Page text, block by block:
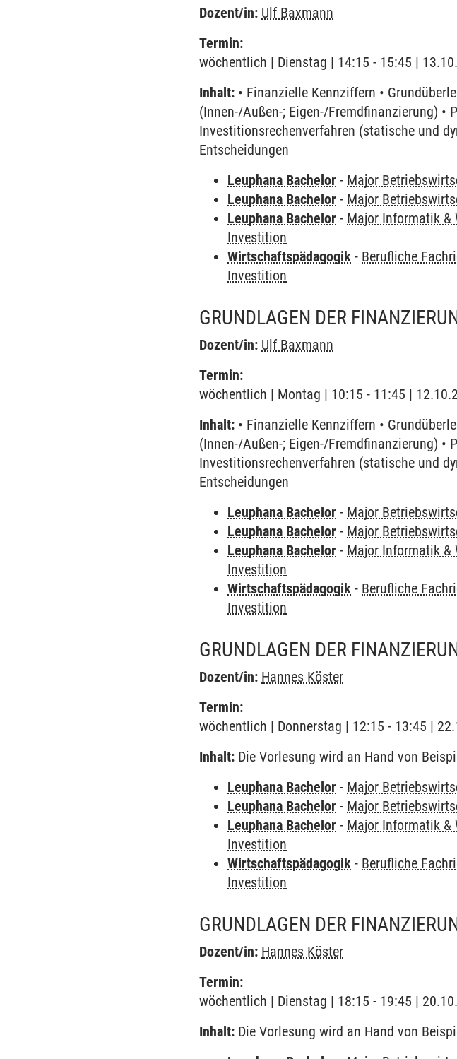
Dozent/in: Ulf Baxmann
Termin:
wöchentlich | Dienstag | 14:15 - 15:45 |
Inhalt: • Finanzielle Kennziffern •
(Innen-/Außen-; Eigen-/Fremdfinanzierung) •
Investitionsrechenverfahren (statische und
Entscheidungen
Leuphana Bachelor - Major
Leuphana Bachelor - Major
Leuphana Bachelor - Major Informatik
Investition
Wirtschaftspädagogik - Berufliche
Investition
GRUNDLAGEN DER
Dozent/in: Ulf Baxmann
Termin:
wöchentlich | Montag | 10:15 - 11:45 |
Inhalt: • Finanzielle Kennziffern •
(Innen-/Außen-; Eigen-/Fremdfinanzierung) •
Investitionsrechenverfahren (statische und
Entscheidungen
Leuphana Bachelor - Major
Leuphana Bachelor - Major
Leuphana Bachelor - Major Informatik
Investition
Wirtschaftspädagogik - Berufliche
Investition
GRUNDLAGEN DER
Dozent/in: Hannes Köster
Termin:
wöchentlich | Donnerstag | 12:15 - 13:45 |
Inhalt: Die Vorlesung wird an Hand von
Leuphana Bachelor - Major
Leuphana Bachelor - Major
Leuphana Bachelor - Major Informatik
Investition
Wirtschaftspädagogik - Berufliche
Investition
GRUNDLAGEN DER
Dozent/in: Hannes Köster
Termin:
wöchentlich | Dienstag | 18:15 - 19:45 |
Inhalt: Die Vorlesung wird an Hand von